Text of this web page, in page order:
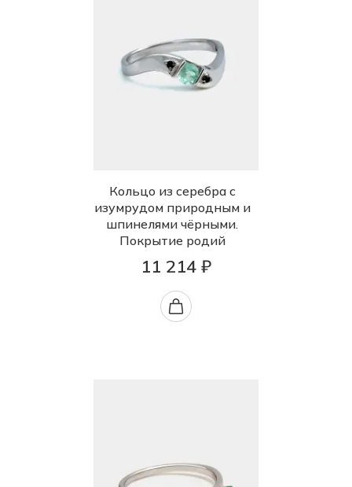
Кольцо из серебра с
изумрудом природным и
шпинелями чёрными.
Покрытие родий
11 214 ₽